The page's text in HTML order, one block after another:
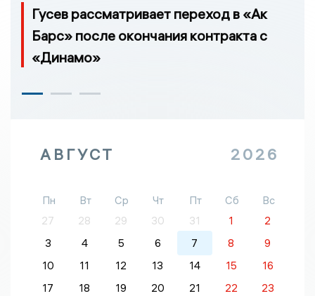
Гусев рассматривает переход в «Ак
Барс» после окончания контракта с
«Динамо»
АВГУСТ 2026
Пн Вт Ср Чт Пт Сб
Вс
27
28 29 30 31 1
2
3
4 5 6 7 8
9
10
11 12 13 14 15
16
17
18 19 20 21 22 23